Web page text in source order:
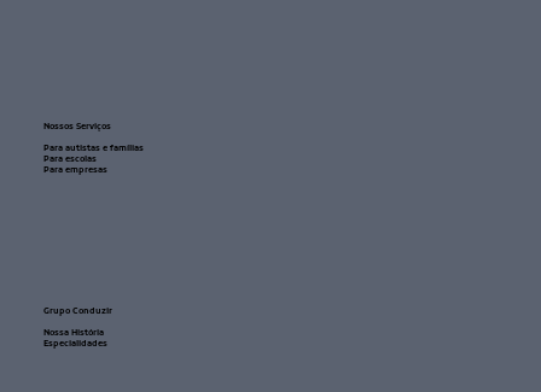
Nossos Serviços
Para autistas e famílias
Para escolas
Para empresas
Grupo Conduzir
Nossa História
Especialidades